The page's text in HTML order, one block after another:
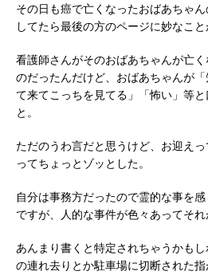
その日も癌で亡くなったおばあちゃ
してたら最後の方のページに妙なこと
看護師さんがそのおばあちゃんが亡
のだったんだけど、おばあちゃんが
て来てこっちを見てる」「怖い」等
と。
ただのうわ言だと思うけど、お迎え
ってちょっとゾッとした。
自分は事務方だったので霊的な事を
ですが、人的な事件が色々あってそれ
あんまり書くと特定されちゃうかも
の連れ去りとか駐車場に切断された指